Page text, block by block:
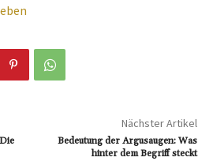
Nächster Artikel
Bedeutung der Argusaugen: Was
hinter dem Begriff steckt